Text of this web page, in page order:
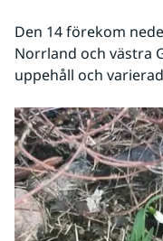
Den 14 förekom
Norrland och västra
uppehåll och